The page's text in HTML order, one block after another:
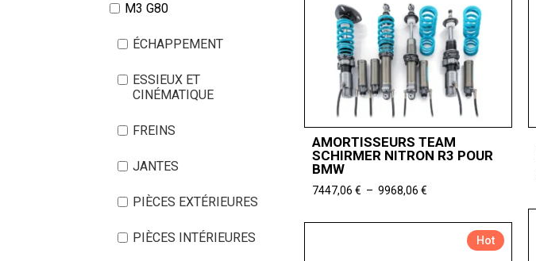
M3 G80
ÉCHAPPEMENT
ESSIEUX ET
CINÉMATIQUE
FREINS
JANTES
PIÈCES EXTÉRIEURES
PIÈCES INTÉRIEURES
AMORTISSEURS TEAM
SCHIRMER NITRON R3 POUR
BMW
7447,06 € – 9968,06 €Plage
prix :
7447,06 € Hot